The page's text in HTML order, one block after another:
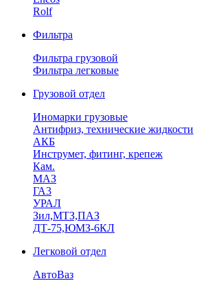
Rolf
Фильтра
Фильтра грузовой
Фильтра легковые
Грузовой отдел
Иномарки грузовые
Антифриз, технические жидкости
АКБ
Инструмет, фитинг, крепеж
Кам.
МАЗ
ГА3
УРАЛ
Зил,МТЗ,ПАЗ
ДТ-75,ЮМЗ-6КЛ
Легковой отдел
АвтоВаз